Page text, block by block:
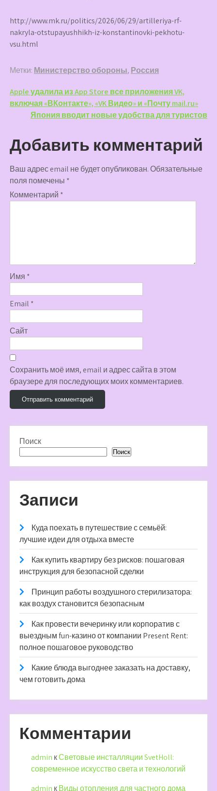
http://www.mk.ru/politics/2026/06/29/artilleriya-rf-
nakryla-otstupayushhikh-iz-konstantinovki-pekhotu-
vsu.html
Метки: Министерство обороны, Россия
Навигация
по
Apple удалила из App Store все приложения VK,
включая «ВКонтакте», «VK Видео» и «Почту mail.ru»
Япония вводит новые удобства для туристов
Добавить комментарий
Ваш адрес email не будет опубликован.Обязательные
поля помечены *
Комментарий *
Имя *
Email *
Сайт
Сохранить моё имя, email и адрес сайта в этом
браузере для последующих моих комментариев.
Поиск
Поиск
Записи
Куда поехать в путешествие с семьёй:
лучшие идеи для отдыха вместе
Как купить квартиру без рисков: пошаговая
инструкция для безопасной сделки
Принцип работы воздушного стерилизатора:
как воздух становится безопасным
Как провести вечеринку или корпоратив с
выездным fun-казино от компании Present Rent:
полное пошаговое руководство
Какие блюда выгоднее заказать на доставку,
чем готовить дома
Комментарии
admin кСветовые инсталляции SvetHoll:
современное искусство света и технологий
admin кВиды отопления для частного дома